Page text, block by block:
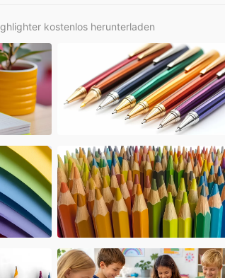
kostenlos herunterladen